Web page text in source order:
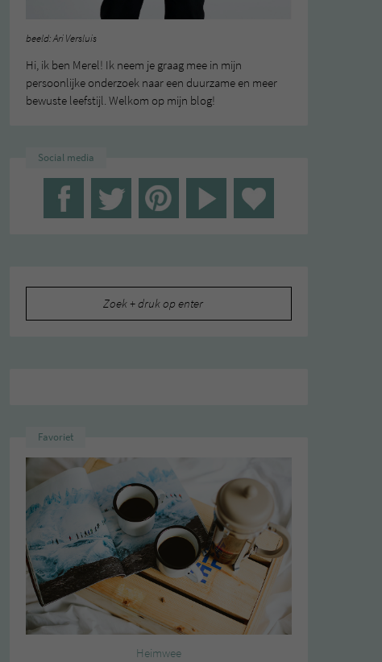
beeld: Ari Versluis
Hi, ik ben Merel! Ik neem je graag mee in mijn
persoonlijke onderzoek naar een duurzame en meer
bewuste leefstijl. Welkom op mijn blog!
Social media
Favoriet
Heimwee